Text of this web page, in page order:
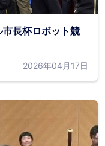
市長杯ロボット競
2026年04月17日